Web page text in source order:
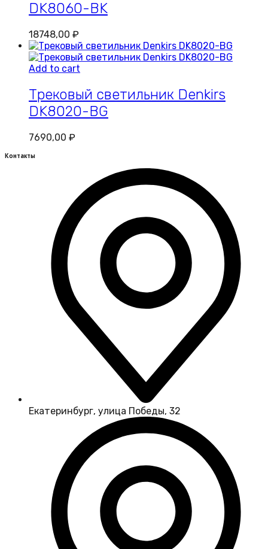
DK8060-BK
18748,00 ₽
Add to cart
Трековый светильник Denkirs
DK8020-BG
7690,00 ₽
Контакты
Екатеринбург, улица Победы, 32